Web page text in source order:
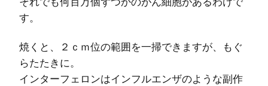
す。
焼くと、２ｃｍ位の範囲を一掃できますが、もぐ
らたたきに。
インターフェロンはインフルエンザのような副作